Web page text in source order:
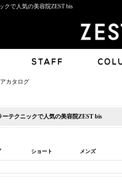
クで人気の美容院ZEST bis
カタログ
テクニックで人気の美容院ZEST bis
ショート メンズ